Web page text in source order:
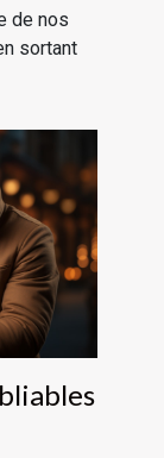
de nos
sortant